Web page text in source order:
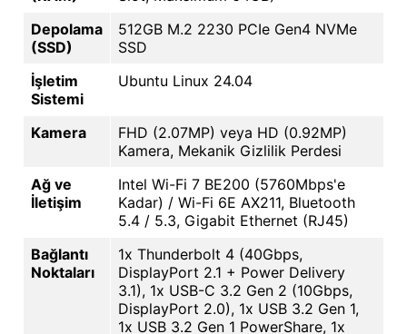
Depolama
(SSD)
512GB M.2 2230 PCIe Gen4 NVMe
SSD
İşletim
Sistemi
Ubuntu Linux 24.04
Kamera
FHD (2.07MP) veya HD (0.92MP)
Kamera, Mekanik Gizlilik Perdesi
Ağ ve
İletişim
Intel Wi-Fi 7 BE200 (5760Mbps'e
Kadar) / Wi-Fi 6E AX211, Bluetooth
5.4 / 5.3, Gigabit Ethernet (RJ45)
Bağlantı
Noktaları
1x Thunderbolt 4 (40Gbps,
DisplayPort 2.1 + Power Delivery
3.1), 1x USB-C 3.2 Gen 2 (10Gbps,
DisplayPort 2.0), 1x USB 3.2 Gen 1,
1x USB 3.2 Gen 1 PowerShare, 1x